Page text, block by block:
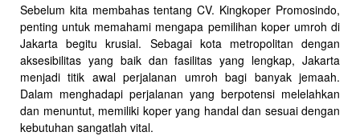
Sebelum kita membahas tentang CV. Kingkoper Promosindo,
penting untuk memahami mengapa pemilihan koper umroh di
Jakarta begitu krusial. Sebagai kota metropolitan dengan
aksesibilitas yang baik dan fasilitas yang lengkap, Jakarta
menjadi titik awal perjalanan umroh bagi banyak jemaah.
Dalam menghadapi perjalanan yang berpotensi melelahkan
dan menuntut, memiliki koper yang handal dan sesuai dengan
kebutuhan sangatlah vital.